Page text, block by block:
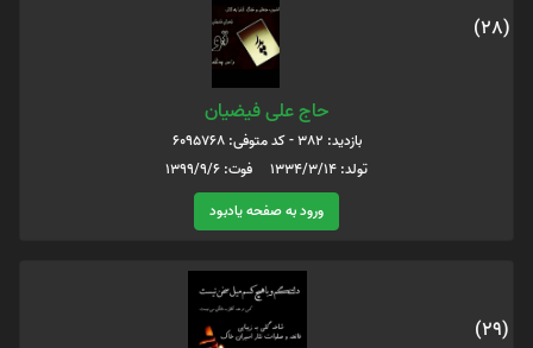
(28)
حاج علی فیضیان
بازدید: 382 - کد متوفی: 6095768
تولد: ۱۳۳۴/۳/۱۴ فوت: ۱۳۹۹/۹/۶
ورود به صفحه یادبود
(29)